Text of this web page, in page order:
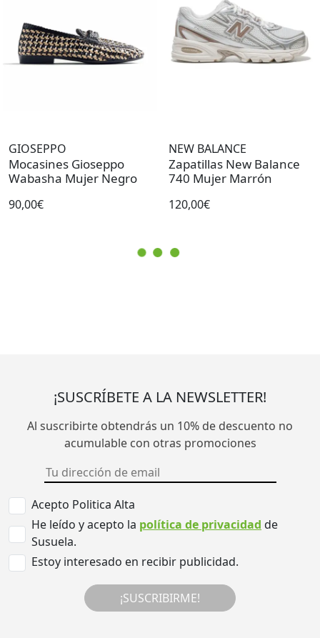
GIOSEPPO
Mocasines Gioseppo
Wabasha Mujer Negro
90,00€
NEW BALANCE
Zapatillas New Balance
740 Mujer Marrón
120,00€
¡SUSCRÍBETE A LA NEWSLETTER!
Al suscribirte obtendrás un 10% de descuento no
acumulable con otras promociones
Acepto Politica Alta
He leído y acepto la política de privacidad de
Susuela.
Estoy interesado en recibir publicidad.
¡SUSCRIBIRME!